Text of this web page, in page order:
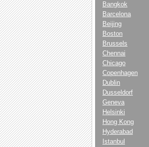
Bangkok
Barcelona
Beijing
Boston
Brussels
Chennai
Chicago
Copenhagen
Dublin
Dusseldorf
Geneva
Helsinki
Hong Kong
Hyderabad
Istanbul